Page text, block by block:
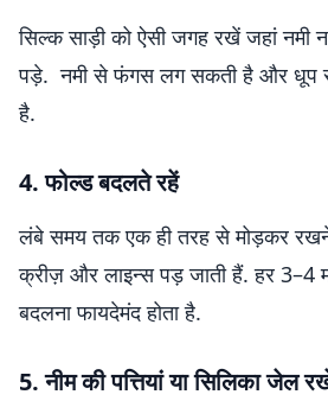
सिल्क साड़ी को ऐसी जगह रखें जहां नमी
पड़े. नमी से फंगस लग सकती है और धूप
है.
4. फोल्ड बदलते रहें
लंबे समय तक एक ही तरह से मोड़कर
क्रीज़ और लाइन्स पड़ जाती हैं. हर 3–4
बदलना फायदेमंद होता है.
5. नीम की पत्तियां या सिलिका जेल